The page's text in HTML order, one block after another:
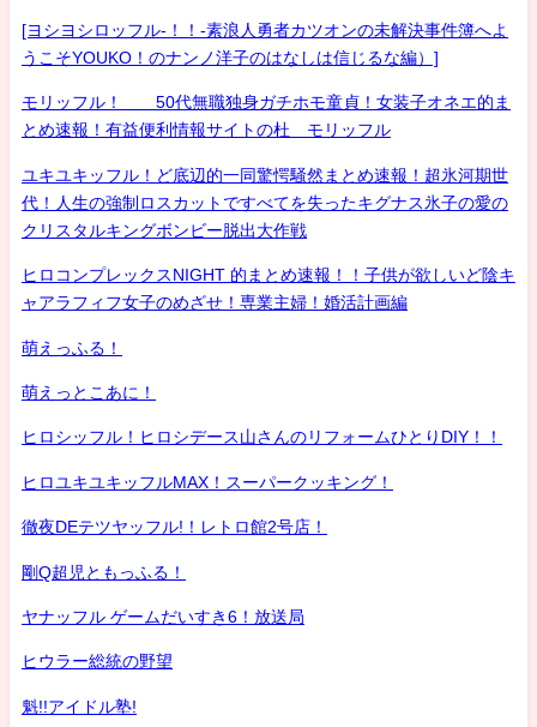
[ヨシヨシロッフル-！！-素浪人勇者カツオンの未解決事件簿へよ
うこそYOUKO！のナンノ洋子のはなしは信じるな編）]
モリッフル！ 50代無職独身ガチホモ童貞！女装子オネエ的ま
とめ速報！有益便利情報サイトの杜 モリッフル
ユキユキッフル！ど底辺的一同驚愕騒然まとめ速報！超氷河期世
代！人生の強制ロスカットですべてを失ったキグナス氷子の愛の
クリスタルキングボンビー脱出大作戦
ヒロコンプレックスNIGHT 的まとめ速報！！子供が欲しいど陰キ
ャアラフィフ女子のめざせ！専業主婦！婚活計画編
萌えっふる！
萌えっとこあに！
ヒロシッフル！ヒロシデース山さんのリフォームひとりDIY！！
ヒロユキユキッフルMAX！スーパークッキング！
徹夜DEテツヤッフル!！レトロ館2号店！
剛Q超児ともっふる！
ヤナッフル ゲームだいすき6！放送局
ヒウラー総統の野望
魁!!アイドル塾!